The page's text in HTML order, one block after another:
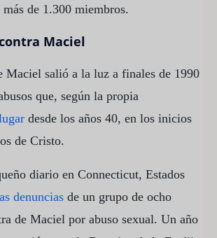
de 1.300 miembros.
Maciel
Maciel salió a la luz a finales de 1990
que, según la propia
desde los años 40, en los inicios
de Cristo.
diario en Connecticut, Estados
denuncias de un grupo de ocho
de Maciel por abuso sexual. Un año